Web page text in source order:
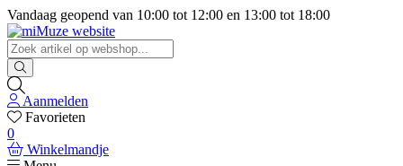
Vandaag geopend van 10:00 tot 12:00 en 13:00 tot 18:00
Aanmelden
Favorieten
0
Winkelmandje